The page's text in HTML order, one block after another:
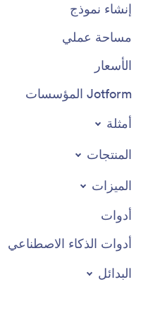
إنشاء نموذج
مساحة عملي
الأسعار
Jotform المؤسسات
أمثلة
المنتجات
الميزات
أدوات
أدوات الذكاء الاصطناعي
البدائل